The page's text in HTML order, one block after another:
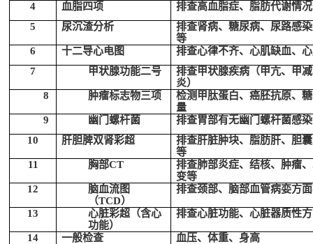
4
血脂四项 排查高血脂症、 脂肪代谢情况
5
尿沉渣分析 排查肾病、糖尿病、 尿路感
等
6
十二导心电图
排查心律不齐、心肌缺血、
7
甲状腺功能二号
排查甲状腺疾病（甲亢、甲
炎）
8
肿瘤标志物三项
检测甲肽蛋白、癌胚抗原、
量
9
幽门螺杆菌
排查胃部有无幽门螺杆菌感染
10
肝胆脾双肾彩超
排查肝脏肿块、脂肪肝、胆
等
11
胸部CT
排查肺部炎症、结核、肿瘤
变等
12
脑血流图
（TCD）
排查颈部、脑部血管病娈方
13
心脏彩超（含心
功能）
排查心脏功能、心脏器质性
14 一般检查 血压、体重、身高